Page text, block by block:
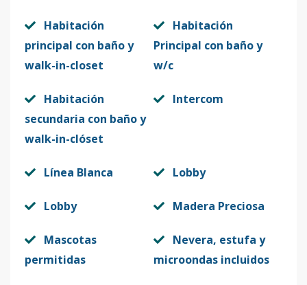
Habitación
principal con baño y
walk-in-closet
Habitación
Principal con baño y
w/c
Habitación
secundaria con baño y
walk-in-clóset
Intercom
Línea Blanca Lobby
Lobby Madera Preciosa
Mascotas
permitidas
Nevera, estufa y
microondas incluidos